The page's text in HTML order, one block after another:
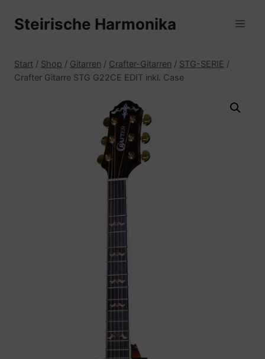
InhaltSteirische Harmonika
Start / Shop / Gitarren / Crafter-Gitarren / STG-SERIE /
Crafter Gitarre STG G22CE EDIT inkl. Case